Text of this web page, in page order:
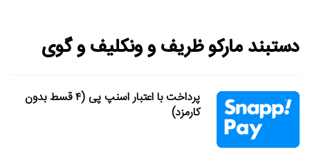
دستبند مارکو ظریف و ونکلیف و گوی
پرداخت با اعتبار اسنپ پی (۴ قسط بدون
کارمزد)